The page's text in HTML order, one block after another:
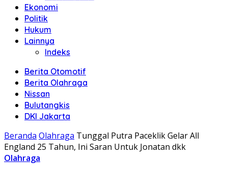
Ekonomi
Politik
Hukum
Lainnya
Indeks
Berita Otomotif
Berita Olahraga
Nissan
Bulutangkis
DKI Jakarta
Beranda Olahraga Tunggal Putra Paceklik Gelar All
England 25 Tahun, Ini Saran Untuk Jonatan dkk
Olahraga